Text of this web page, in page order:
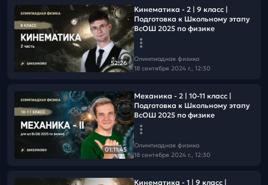
52:26
Кинематика - 2 | 9 класс |
Подготовка к Школьному этапу
ВсОШ 2025 по физике
Олимпиадная физика
18 сентября 2024 г., 12:30
01:11:45
Механика - 2 | 10-11 класс |
Подготовка к Школьному этапу
ВсОШ 2025 по физике
Олимпиадная физика
18 сентября 2024 г., 12:30
Кинематика - 1 | 9 класс |